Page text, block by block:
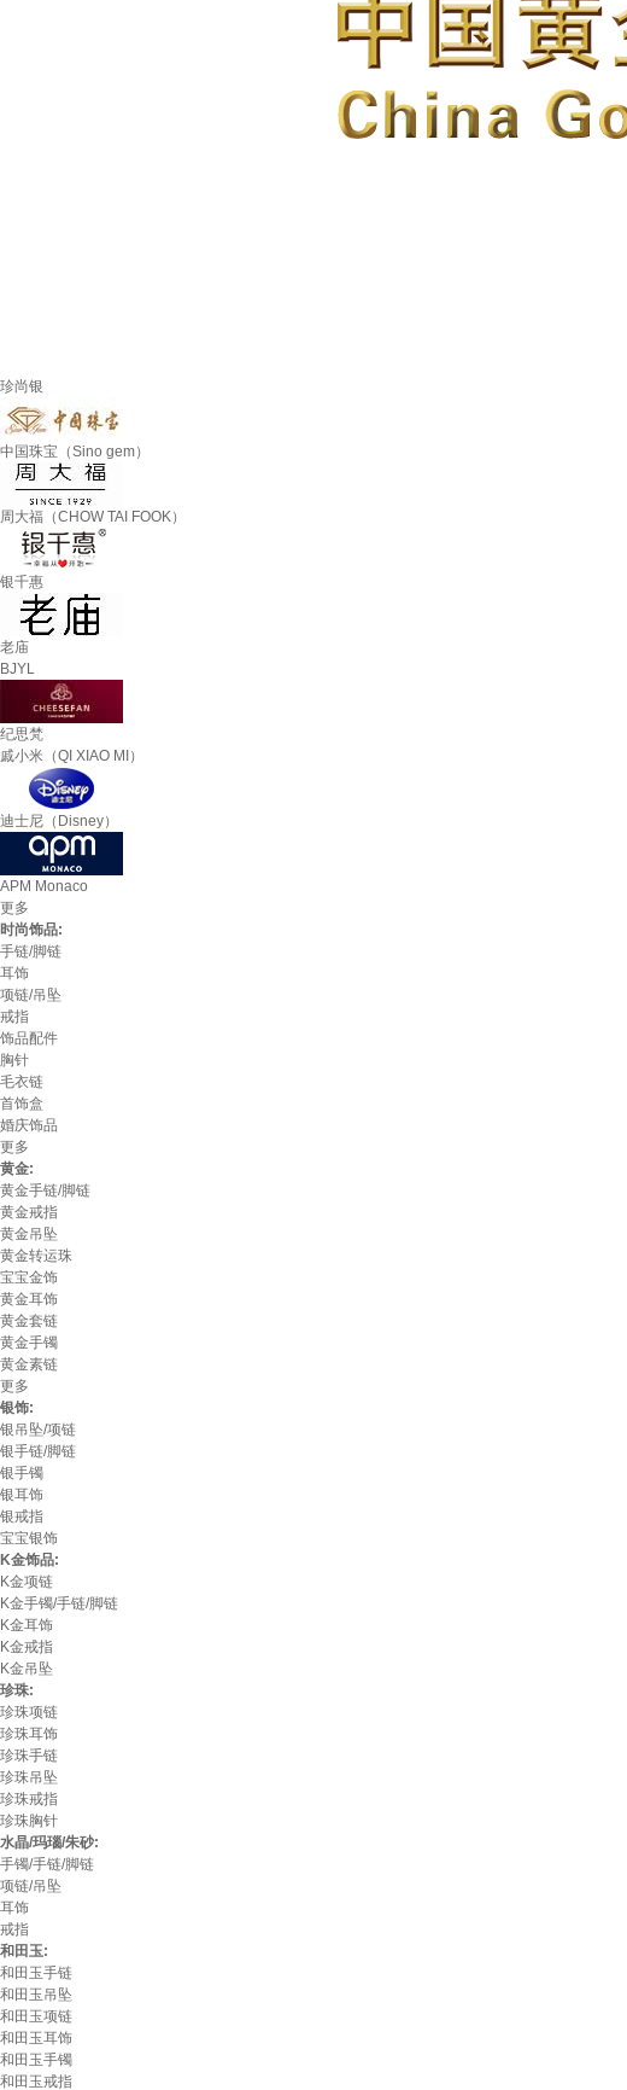
珍尚银
中国珠宝（Sino gem）
周大福（CHOW TAI FOOK）
银千惠
老庙
BJYL
纪思梵
戚小米（QI XIAO MI）
迪士尼（Disney）
APM Monaco
更多
时尚饰品:
手链/脚链
耳饰
项链/吊坠
戒指
饰品配件
胸针
毛衣链
首饰盒
婚庆饰品
更多
黄金:
黄金手链/脚链
黄金戒指
黄金吊坠
黄金转运珠
宝宝金饰
黄金耳饰
黄金套链
黄金手镯
黄金素链
更多
银饰:
银吊坠/项链
银手链/脚链
银手镯
银耳饰
银戒指
宝宝银饰
K金饰品:
K金项链
K金手镯/手链/脚链
K金耳饰
K金戒指
K金吊坠
珍珠:
珍珠项链
珍珠耳饰
珍珠手链
珍珠吊坠
珍珠戒指
珍珠胸针
水晶/玛瑙/朱砂:
手镯/手链/脚链
项链/吊坠
耳饰
戒指
和田玉:
和田玉手链
和田玉吊坠
和田玉项链
和田玉耳饰
和田玉手镯
和田玉戒指